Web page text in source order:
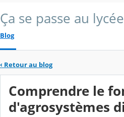
Ça se passe au lycée
Blog
‹ Retour au blog
Comprendre le
d'agrosystèmes